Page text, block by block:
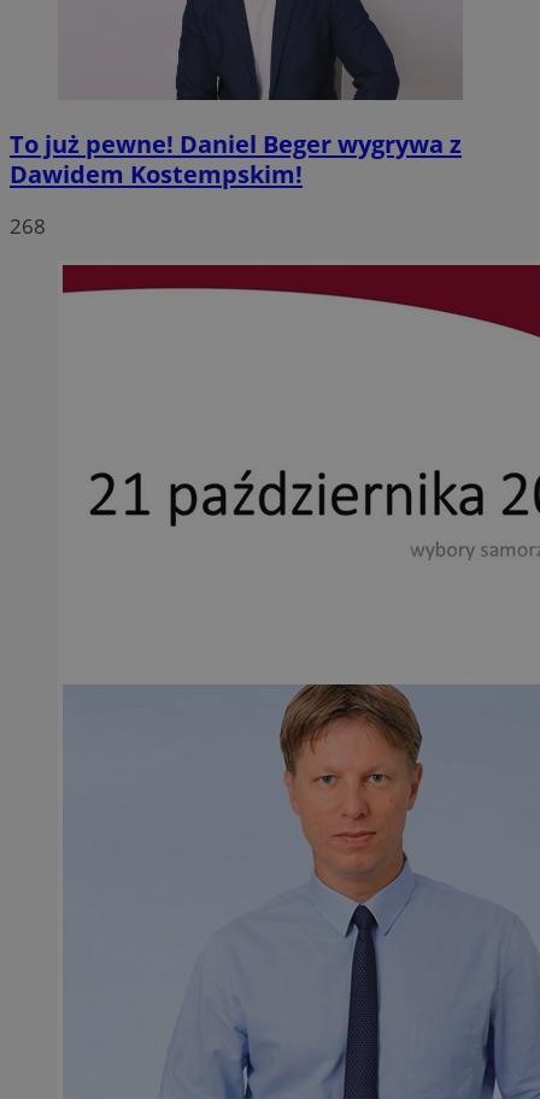
To już pewne! Daniel Beger wygrywa z
Dawidem Kostempskim!
268